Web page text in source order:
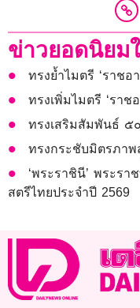
ข่าวยอดนิยม
ทรงย้ำไมตรี ‘ราชอ
ทรงเพิ่มไมตรี ‘รา
ทรงเสริมสัมพันธ์ ๕
ทรงกระชับมิตรภาพ
‘พระราชินี’ พระรา
สตรีไทยประจำปี 2569